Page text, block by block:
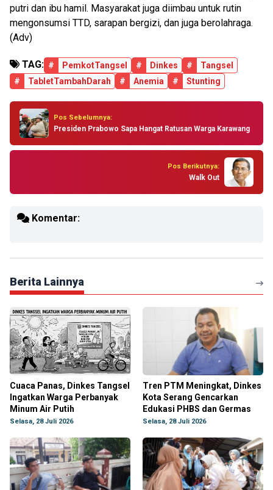
putri dan ibu hamil. Masyarakat juga diimbau untuk rutin
mengonsumsi TTD, sarapan bergizi, dan juga berolahraga.
(Adv)
TAG: # PemkotTangsel # Dinkes #
Tangsel
#
TabletTambahDarah # Anemia # Stunting
Pos Sebelumnya:
Presiden Prabowo Sapa Hangat Ratusan Warga Karawang
Pos Berikutnya:
Walk Out
Komentar:
Berita Lainnya
Cuaca Panas, Dinkes Tangsel
Ingatkan Warga Perbanyak
Minum Air Putih
Selasa, 28 Juli 2026
Tren PTM Meningkat, Dinkes
Kota Serang Gencarkan
Edukasi PHBS dan Germas
Selasa, 28 Juli 2026